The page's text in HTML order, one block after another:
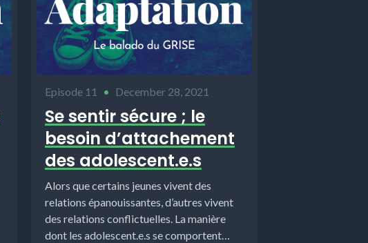
Episode 11 • December 28, 2021
Se sentir sécure ; le
besoin d’attachement
des adolescent.e.s
Alors que certains jeunes vivent des
relations épanouissantes, d’autres vivent
des relations conflictuelles. La manière
dont les adolescent.e.s se comportent